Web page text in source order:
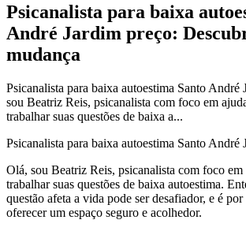
Psicanalista para baixa
André Jardim preço:
mudança
Psicanalista para baixa autoestima Santo André
sou Beatriz Reis, psicanalista com foco em
trabalhar suas questões de baixa a...
Psicanalista para baixa autoestima Santo André
Olá, sou Beatriz Reis, psicanalista com foco em
trabalhar suas questões de baixa autoestima.
questão afeta a vida pode ser desafiador, e é
oferecer um espaço seguro e acolhedor.